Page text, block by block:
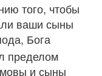
того, чтобы
ваши сыны
Бога
пределом
и сыны